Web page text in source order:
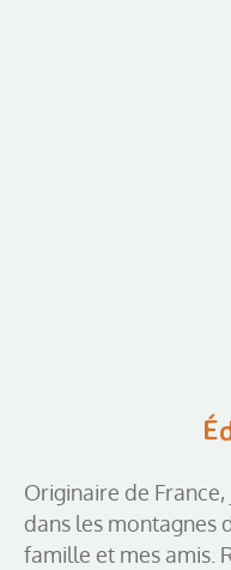
Originaire de
dans les montagnes
famille et mes amis.